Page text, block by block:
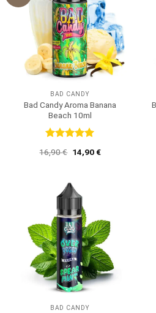
BAD CANDY
Bad Candy Aroma Banana
Beach 10ml
mit 5 von
16,90€ Ursprünglicher
Preis
14,90€Aktueller
BAD CANDY